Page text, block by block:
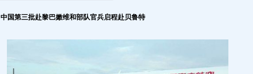
中国第三批赴黎巴嫩维和部队官兵启程赴贝鲁特